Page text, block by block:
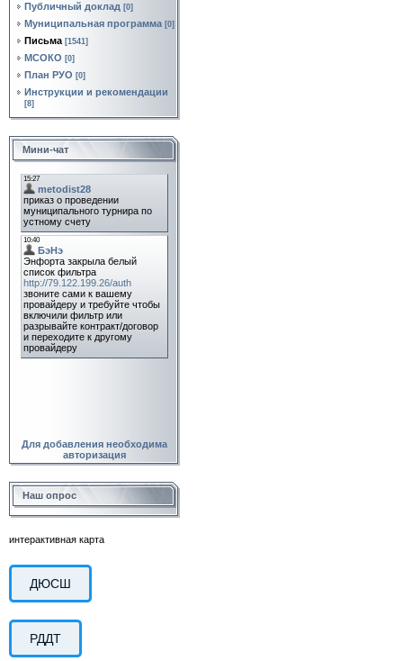
Публичный доклад [0]
Муниципальная программа [0]
Письма [1541]
МСОКО [0]
План РУО [0]
Инструкции и рекомендации
[8]
Мини-чат
Для добавления необходима
авторизация
Наш опрос
интерактивная карта
ДЮСШ
РДДТ